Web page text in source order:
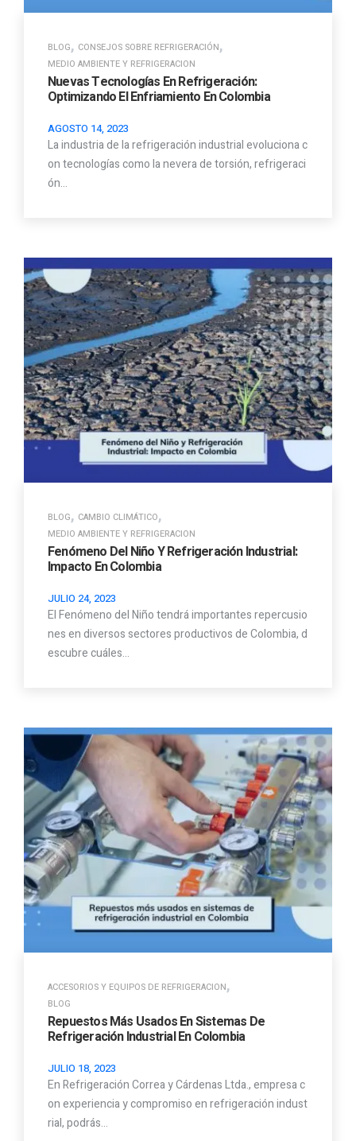
BLOG, CONSEJOS SOBRE REFRIGERACIÓN,
MEDIO AMBIENTE Y REFRIGERACION
Nuevas Tecnologías En Refrigeración:
Optimizando El Enfriamiento En Colombia
AGOSTO 14, 2023
La industria de la refrigeración industrial evoluciona c
on tecnologías como la nevera de torsión, refrigeraci
ón…
BLOG, CAMBIO CLIMÁTICO,
MEDIO AMBIENTE Y REFRIGERACION
Fenómeno Del Niño Y Refrigeración Industrial:
Impacto En Colombia
JULIO 24, 2023
El Fenómeno del Niño tendrá importantes repercusio
nes en diversos sectores productivos de Colombia, d
escubre cuáles…
ACCESORIOS Y EQUIPOS DE REFRIGERACION,
BLOG
Repuestos Más Usados En Sistemas De
Refrigeración Industrial En Colombia
JULIO 18, 2023
En Refrigeración Correa y Cárdenas Ltda., empresa c
on experiencia y compromiso en refrigeración indust
rial, podrás…